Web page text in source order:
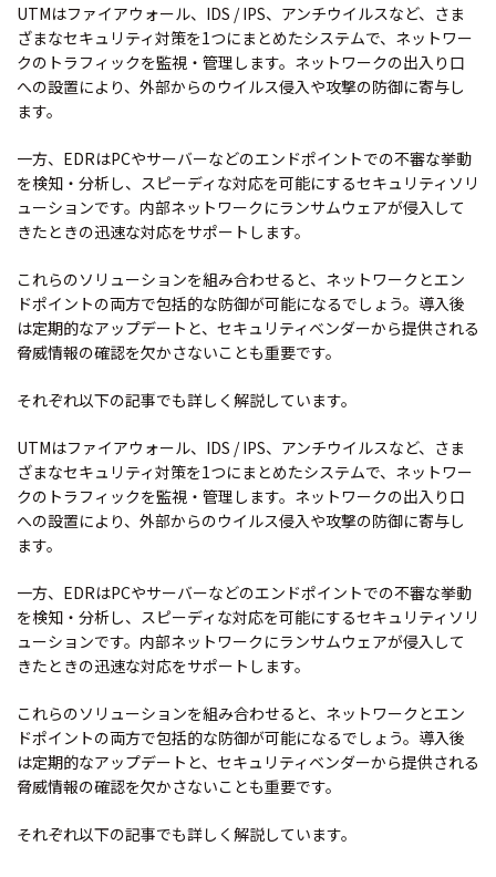
UTMはファイアウォール、IDS / IPS、アンチウイルスなど、さま
ざまなセキュリティ対策を1つにまとめたシステムで、ネットワー
クのトラフィックを監視・管理します。ネットワークの出入り口
への設置により、外部からのウイルス侵入や攻撃の防御に寄与し
ます。
一方、EDRはPCやサーバーなどのエンドポイントでの不審な挙動
を検知・分析し、スピーディな対応を可能にするセキュリティソリ
ューションです。内部ネットワークにランサムウェアが侵入して
きたときの迅速な対応をサポートします。
これらのソリューションを組み合わせると、ネットワークとエン
ドポイントの両方で包括的な防御が可能になるでしょう。導入後
は定期的なアップデートと、セキュリティベンダーから提供される
脅威情報の確認を欠かさないことも重要です。
それぞれ以下の記事でも詳しく解説しています。
UTMはファイアウォール、IDS / IPS、アンチウイルスなど、さま
ざまなセキュリティ対策を1つにまとめたシステムで、ネットワー
クのトラフィックを監視・管理します。ネットワークの出入り口
への設置により、外部からのウイルス侵入や攻撃の防御に寄与し
ます。
一方、EDRはPCやサーバーなどのエンドポイントでの不審な挙動
を検知・分析し、スピーディな対応を可能にするセキュリティソリ
ューションです。内部ネットワークにランサムウェアが侵入して
きたときの迅速な対応をサポートします。
これらのソリューションを組み合わせると、ネットワークとエン
ドポイントの両方で包括的な防御が可能になるでしょう。導入後
は定期的なアップデートと、セキュリティベンダーから提供される
脅威情報の確認を欠かさないことも重要です。
それぞれ以下の記事でも詳しく解説しています。